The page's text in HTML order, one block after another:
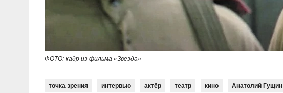
ФОТО: кадр из фильма «Звезда»
точка зрения интервью актёр театр кино Анатолий Гущин